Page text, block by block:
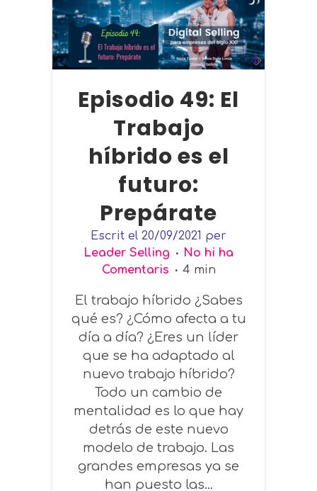
Episodio 49: El
Trabajo
híbrido es el
futuro:
Prepárate
Escrit el 20/09/2021 per
Leader Selling
No hi ha
Comentaris
4 min
El trabajo híbrido ¿Sabes
qué es? ¿Cómo afecta a tu
día a día? ¿Eres un líder
que se ha adaptado al
nuevo trabajo híbrido?
Todo un cambio de
mentalidad es lo que hay
detrás de este nuevo
modelo de trabajo. Las
grandes empresas ya se
han puesto las...